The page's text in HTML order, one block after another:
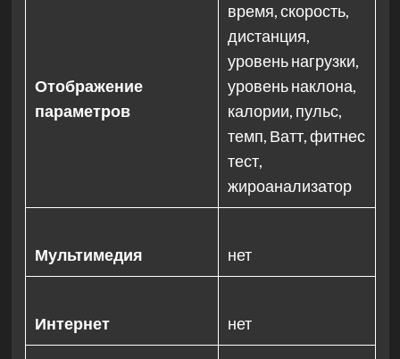
Отображение
параметров
время, скорость,
дистанция,
уровень нагрузки,
уровень наклона,
калории, пульс,
темп, Ватт, фитнес
тест,
жироанализатор
Мультимедия нет
Интернет нет